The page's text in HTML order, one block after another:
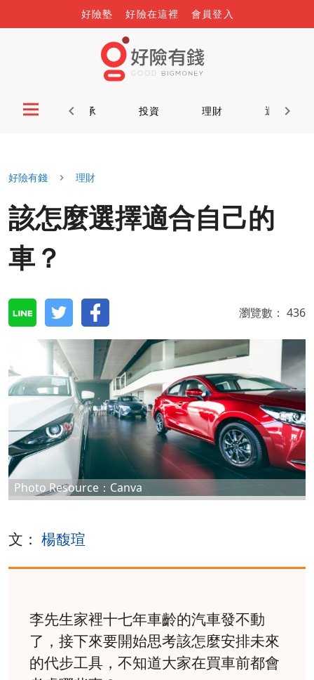
好險塾 好險在這裡 會員登入
首頁 傳承 投資 理財 退休
好險有錢 理財
該怎麼選擇適合自己的
車？
瀏覽數： 436
Photo Resource：Canva
文： 楊馥瑄
李先生家裡十七年車齡的汽車發不動
了，接下來要開始思考該怎麼安排未來
的代步工具，不知道大家在買車前都會